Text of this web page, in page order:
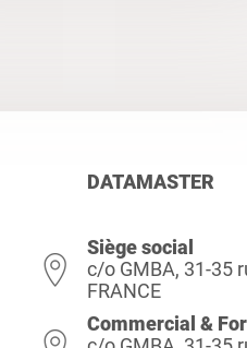
DATAMASTER
Siège social
c/o GMBA, 31-35
FRANCE
Commercial &